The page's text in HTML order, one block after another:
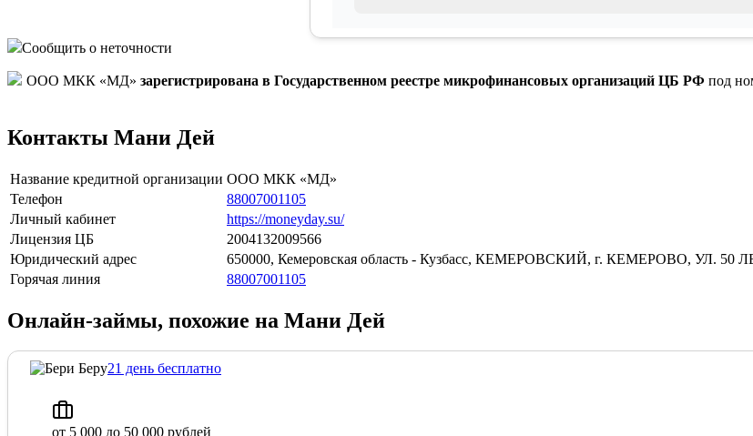
Сообщить о неточности
ООО МКК «МД» зарегистрирована в Государственном реестре микрофинансовых организаций ЦБ РФ под
Контакты Мани Дей
Название кредитной организации ООО МКК «МД»
Телефон
88007001105
Личный кабинет
https://moneyday.su/
Лицензия ЦБ
2004132009566
Юридический адрес
650000, Кемеровская область - Кузбасс, КЕМЕРОВСКИЙ, г. КЕМЕРОВО, УЛ.
Горячая линия
88007001105
Онлайн-займы, похожие на Мани Дей
21 день бесплатно
от 5 000 до 50 000 рублей